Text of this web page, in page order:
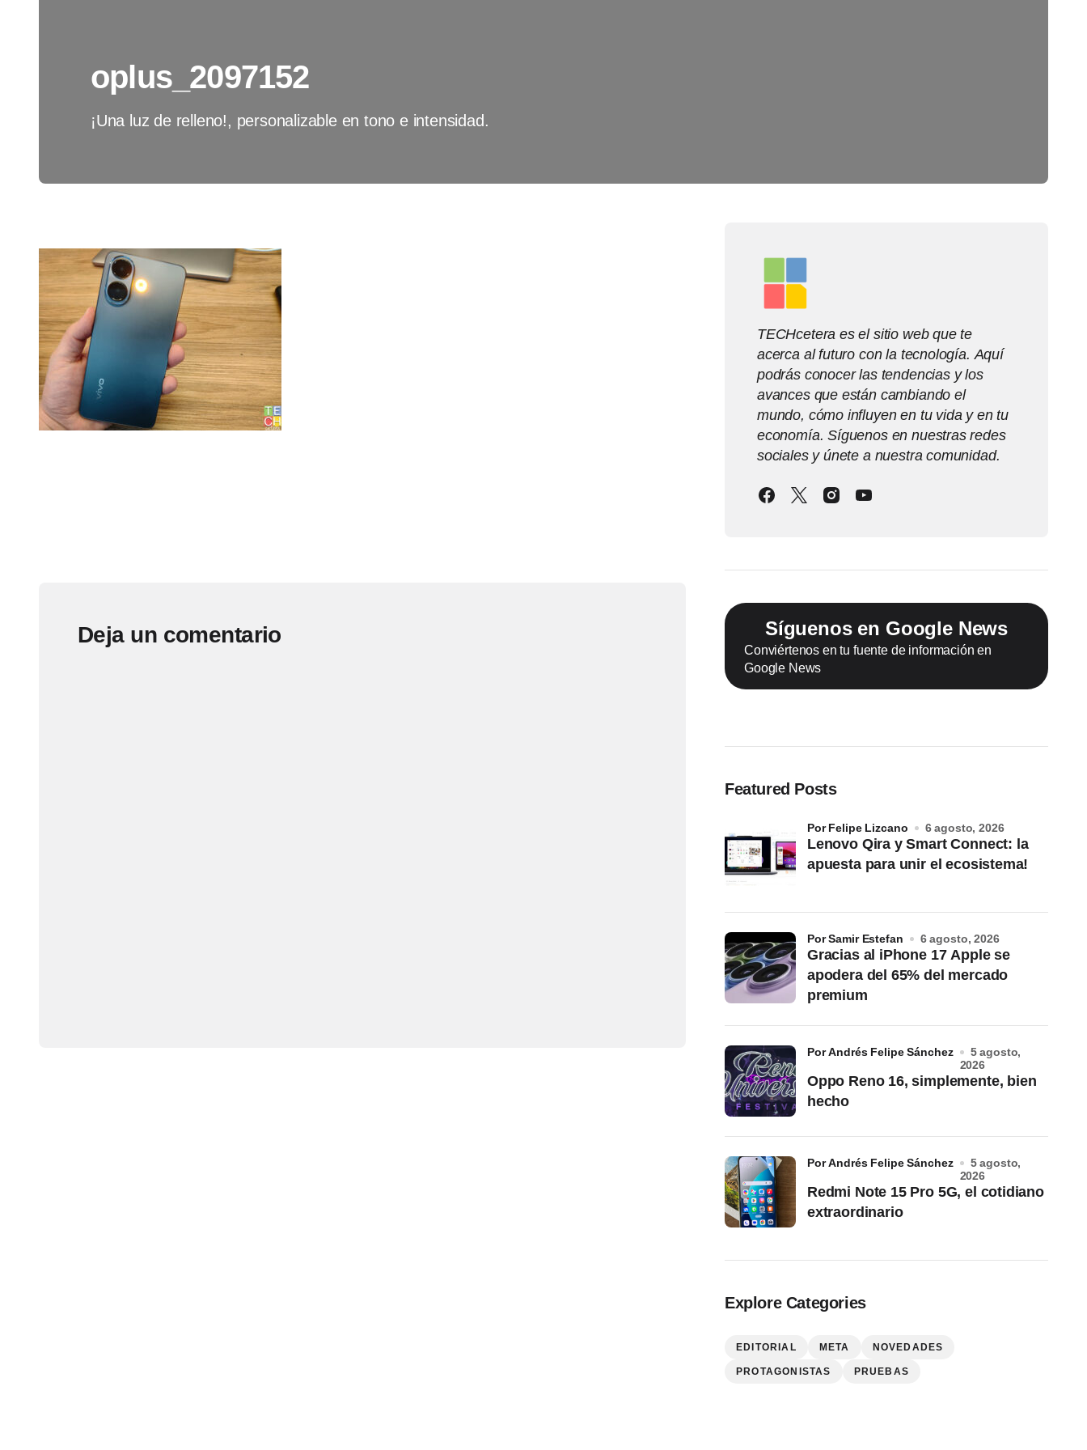
oplus_2097152
¡Una luz de relleno!, personalizable en tono e intensidad.
Deja un comentario
TECHcetera es el sitio web que te
acerca al futuro con la tecnología. Aquí
podrás conocer las tendencias y los
avances que están cambiando el
mundo, cómo influyen en tu vida y en tu
economía. Síguenos en nuestras redes
sociales y únete a nuestra comunidad.
Síguenos en Google News
Conviértenos en tu fuente de información en
Google News
Featured Posts
Lenovo Qira y Smart Connect: la
apuesta para unir el ecosistema!
por Felipe Lizcano 6 agosto, 2026
Gracias al iPhone 17 Apple se
apodera del 65% del mercado
premium
por Samir Estefan 6 agosto, 2026
Oppo Reno 16, simplemente, bien
hecho
por Andrés Felipe Sánchez
5 agosto,
2026
Redmi Note 15 Pro 5G, el cotidiano
extraordinario
por Andrés Felipe Sánchez
5 agosto,
2026
Explore Categories
EDITORIAL META NOVEDADES
PROTAGONISTAS PRUEBAS